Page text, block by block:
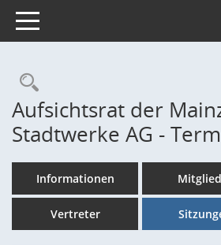
Toggle navigation
Rechercheauswahl
Aufsichtsrat der
Stadtwerke AG -
Informationen
Vertreter